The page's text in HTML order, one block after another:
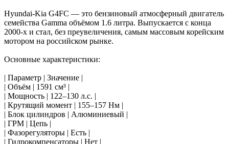
Hyundai-Kia G4FC — это бензиновый атмосферный двигатель
семейства Gamma объёмом 1.6 литра. Выпускается с конца
2000-х и стал, без преувеличения, самым массовым корейским
мотором на российском рынке.
Основные характеристики:
| Параметр | Значение |
| Объём | 1591 см³ |
| Мощность | 122–130 л.с. |
| Крутящий момент | 155–157 Нм |
| Блок цилиндров | Алюминиевый |
| ГРМ | Цепь |
| Фазорегуляторы | Есть |
| Гидрокомпенсаторы | Нет |